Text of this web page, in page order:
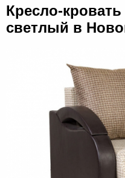
спальни
Шкафы
Диваны
Кресло-
светлый в